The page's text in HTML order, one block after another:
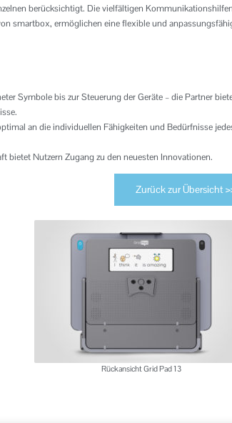
berücksichtigt. Die vielfältigen
smartbox, ermöglichen eine flexible und
Symbole bis zur Steuerung der Geräte – die Partner
an die individuellen Fähigkeiten und Bedürfnisse
bietet Nutzern Zugang zu den neuesten Innovationen.
Zurück zur Übersicht
Rückansicht Grid Pad 13